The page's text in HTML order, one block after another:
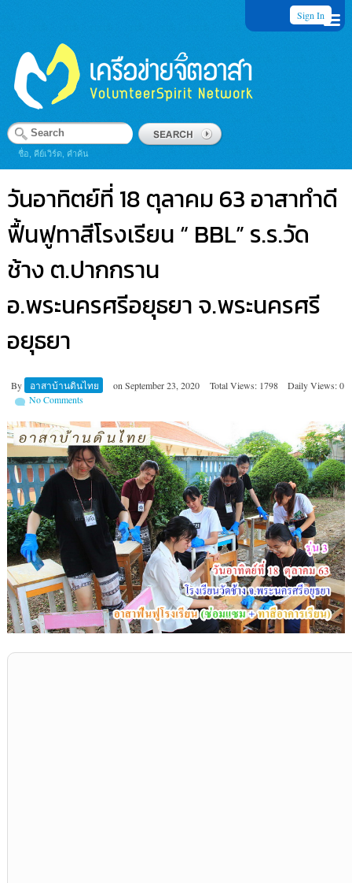
Sign In
ชื่อ, คีย์เวิร์ด, คำค้น
วันอาทิตย์ที่ 18 ตุลาคม 63 อาสาทำดี
ฟื้นฟูทาสีโรงเรียน “ BBL” ร.ร.วัด
ช้าง ต.ปากกราน
อ.พระนครศรีอยุธยา จ.พระนครศรี
อยุธยา
By อาสาบ้านดินไทย on September 23, 2020 Total Views: 1798
Daily Views: 0
No Comments